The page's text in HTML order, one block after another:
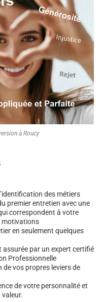
à Roucy
des métiers
premier entretien avec une
correspondent à votre
motivations
en seulement quelques
assurée par un expert certifié
Professionnelle
de vos propres leviers de
de votre personnalité et